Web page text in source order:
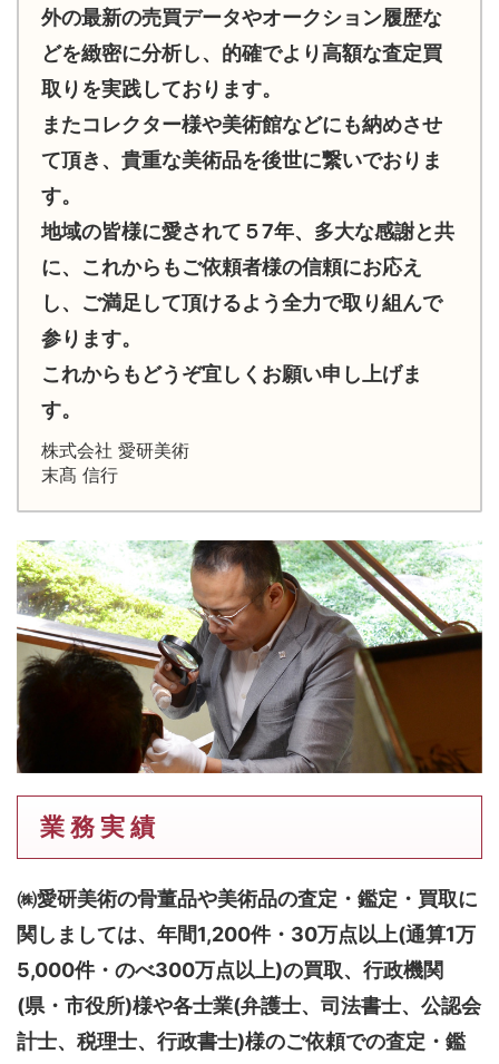
外の最新の売買データやオークション履歴な
どを緻密に分析し、的確でより高額な査定買
取りを実践しております。
またコレクター様や美術館などにも納めさせ
て頂き、貴重な美術品を後世に繋いでおりま
す。
地域の皆様に愛されて５7年、多大な感謝と共
に、これからもご依頼者様の信頼にお応え
し、ご満足して頂けるよう全力で取り組んで
参ります。
これからもどうぞ宜しくお願い申し上げま
す。
株式会社 愛研美術
末髙 信行
業 務 実 績
㈱愛研美術の骨董品や美術品の査定・鑑定・買取に
関しましては、 年間1,200件・30万点以上(通算1万
5,000件・のべ300万点以上)の買取、行政機関
(県・市役所)様や各士業(弁護士、司法書士、公認会
計士、税理士、行政書士)様のご依頼での査定・鑑